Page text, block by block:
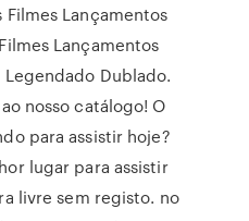
Filmes Lançamentos
Lançamentos
Dublado.
nosso catálogo! O
para assistir hoje?
lugar para assistir
livre sem registo. no